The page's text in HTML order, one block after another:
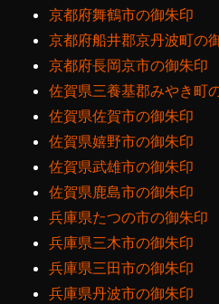
京都府舞鶴市の御朱印
京都府船井郡京丹波町の
京都府長岡京市の御朱印
佐賀県三養基郡みやき町
佐賀県佐賀市の御朱印
佐賀県嬉野市の御朱印
佐賀県武雄市の御朱印
佐賀県鹿島市の御朱印
兵庫県たつの市の御朱印
兵庫県三木市の御朱印
兵庫県三田市の御朱印
兵庫県丹波市の御朱印